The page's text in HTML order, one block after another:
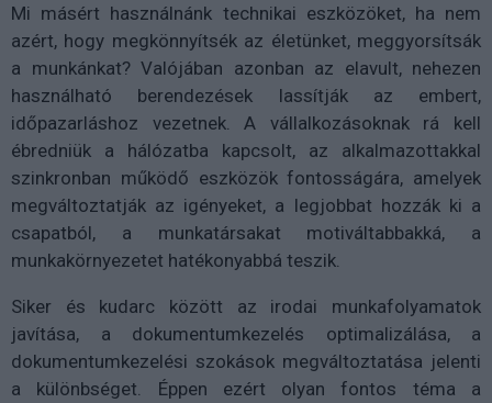
Mi másért használnánk technikai eszközöket, ha nem
azért, hogy megkönnyítsék az életünket, meggyorsítsák
a munkánkat? Valójában azonban az elavult, nehezen
használható berendezések lassítják az embert,
időpazarláshoz vezetnek. A vállalkozásoknak rá kell
ébredniük a hálózatba kapcsolt, az alkalmazottakkal
szinkronban működő eszközök fontosságára, amelyek
megváltoztatják az igényeket, a legjobbat hozzák ki a
csapatból, a munkatársakat motiváltabbakká, a
munkakörnyezetet hatékonyabbá teszik.
Siker és kudarc között az irodai munkafolyamatok
javítása, a dokumentumkezelés optimalizálása, a
dokumentumkezelési szokások megváltoztatása jelenti
a különbséget. Éppen ezért olyan fontos téma a